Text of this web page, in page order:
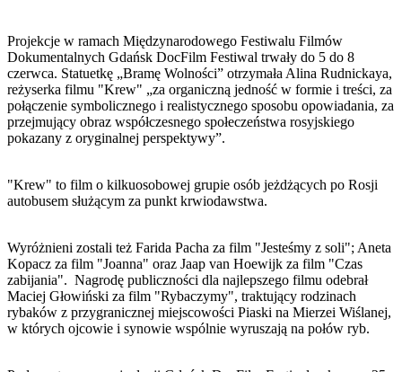
Projekcje w ramach Międzynarodowego Festiwalu Filmów
Dokumentalnych Gdańsk DocFilm Festiwal trwały do 5 do 8
czerwca. Statuetkę „Bramę Wolności” otrzymała Alina Rudnickaya,
reżyserka filmu "Krew" „za organiczną jedność w formie i treści, za
połączenie symbolicznego i realistycznego sposobu opowiadania, za
przejmujący obraz współczesnego społeczeństwa rosyjskiego
pokazany z oryginalnej perspektywy”.
"Krew" to film o kilkuosobowej grupie osób jeżdżących po Rosji
autobusem służącym za punkt krwiodawstwa.
Wyróżnieni zostali też Farida Pacha za film "Jesteśmy z soli"; Aneta
Kopacz za film "Joanna" oraz Jaap van Hoewijk za film "Czas
zabijania". Nagrodę publiczności dla najlepszego filmu odebrał
Maciej Głowiński za film "Rybaczymy", traktujący rodzinach
rybaków z przygranicznej miejscowości Piaski na Mierzei Wiślanej,
w których ojcowie i synowie wspólnie wyruszają na połów ryb.